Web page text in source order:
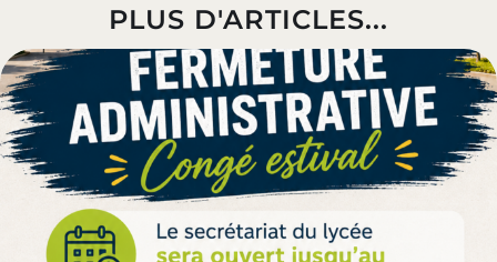
PLUS D'ARTICLES...